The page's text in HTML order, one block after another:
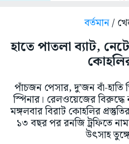
বর্তমান/
হাতে পাতলা ব্যাট,
পাঁচজন পেসার, দু’জন বাঁ-
স্পিনার। রেলওয়েজের
মঙ্গলবার বিরাট কোহলির
১৩ বছর পর রনজি ট্রফিতে
উৎসাহ